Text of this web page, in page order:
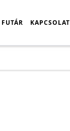
FUTÁR KAPCSOLAT